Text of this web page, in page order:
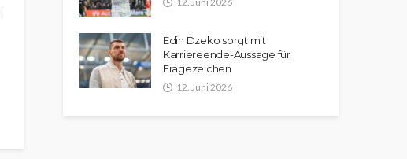
Edin Dzeko sorgt mit
Karriereende-Aussage für
Fragezeichen
12. Juni 2026